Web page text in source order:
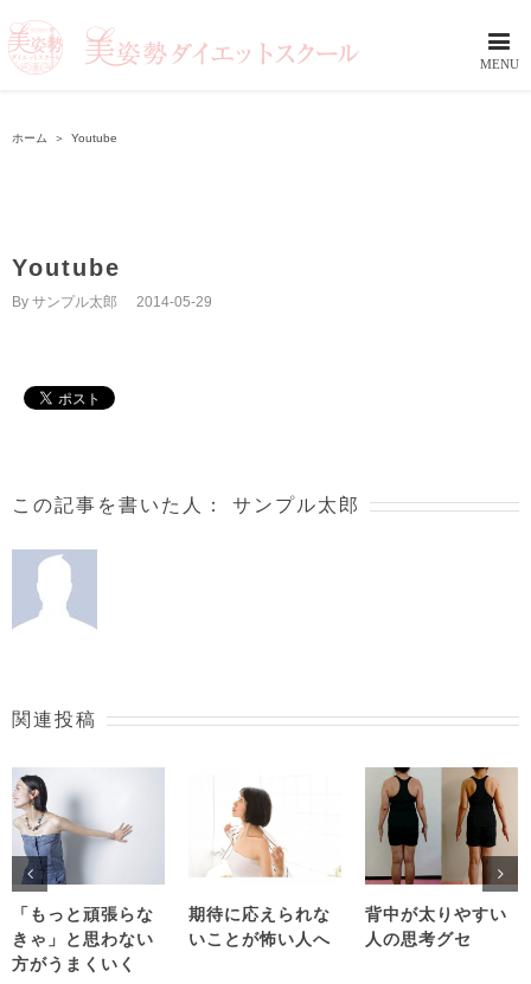
ホーム ＞ Youtube
Youtube
By サンプル太郎 2014-05-29
この記事を書いた人： サンプル太郎
関連投稿
「もっと頑張らな
きゃ」と思わない
方がうまくいく
期待に応えられな
いことが怖い人へ
背中が太りやすい
人の思考グセ